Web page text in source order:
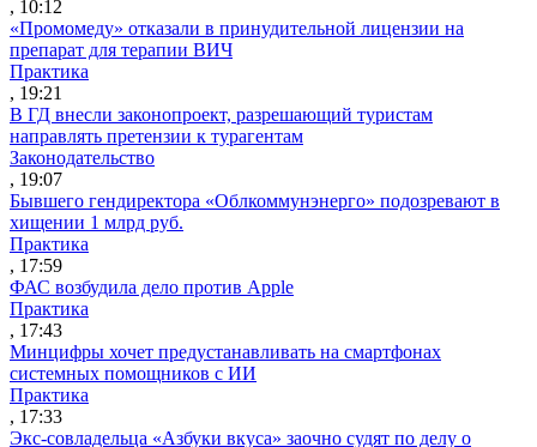
, 10:12
«Промомеду» отказали в принудительной лицензии на
препарат для терапии ВИЧ
Практика
, 19:21
В ГД внесли законопроект, разрешающий туристам
направлять претензии к турагентам
Законодательство
, 19:07
Бывшего гендиректора «Облкоммунэнерго» подозревают в
хищении 1 млрд руб.
Практика
, 17:59
ФАС возбудила дело против Apple
Практика
, 17:43
Минцифры хочет предустанавливать на смартфонах
системных помощников с ИИ
Практика
, 17:33
Экс-совладельца «Азбуки вкуса» заочно судят по делу о